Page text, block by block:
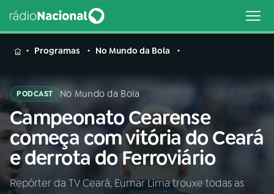
MENU
Buscar
na
Rádio
Nacional
Buscar
AO VIVO
Programas No Mundo da Bola
PODCAST No Mundo da Bola
Campeonato Cearense
começa com vitória do Ceará
e derrota do Ferroviário
Repórter da TV Ceará, Eumar Lima trouxe todas as